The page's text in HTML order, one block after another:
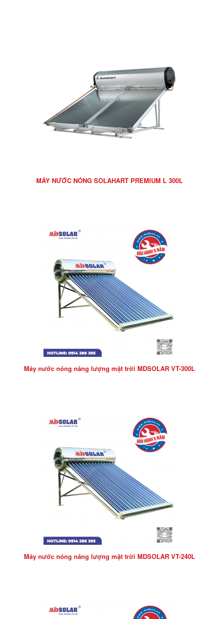
MÁY NƯỚC NÓNG SOLAHART PREMIUM L 300L
Máy nước nóng năng lượng mặt trời MDSOLAR VT-300L
Máy nước nóng năng lượng mặt trời MDSOLAR VT-240L